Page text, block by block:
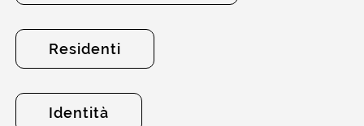
Residenti
Identità